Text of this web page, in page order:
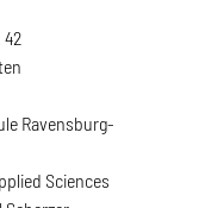
Ravensburg-
Sciences